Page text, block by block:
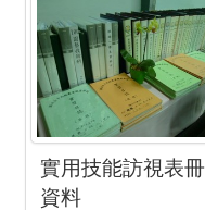
實用技能訪視表冊
資料